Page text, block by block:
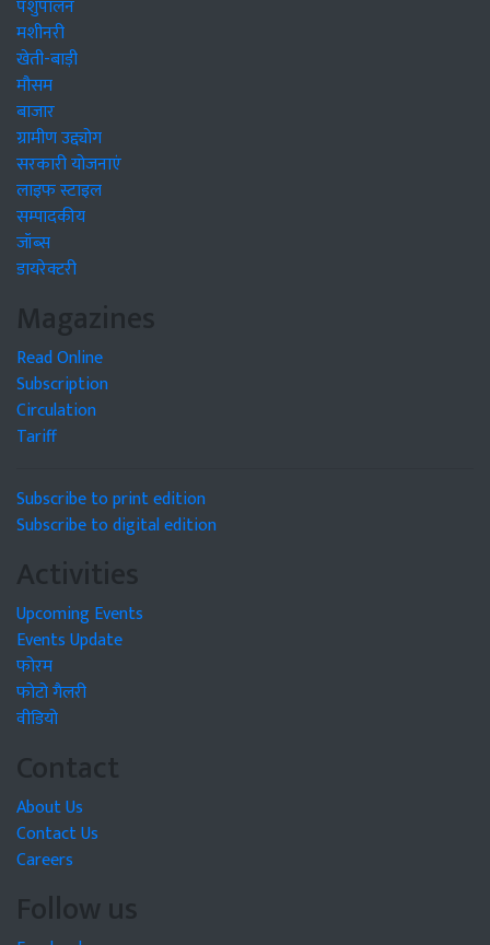
पशुपालन
मशीनरी
खेती-बाड़ी
मौसम
बाजार
ग्रामीण उद्द्योग
सरकारी योजनाएं
लाइफ स्टाइल
सम्पादकीय
जॉब्स
डायरेक्टरी
Magazines
Read Online
Subscription
Circulation
Tariff
Subscribe to print edition
Subscribe to digital edition
Activities
Upcoming Events
Events Update
फोरम
फोटो गैलरी
वीडियो
Contact
About Us
Contact Us
Careers
Follow us